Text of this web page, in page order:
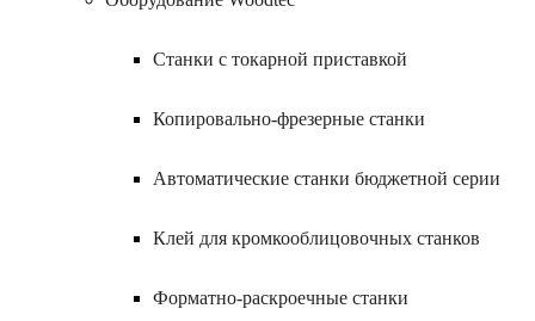
Станки с токарной приставкой
Копировально-фрезерные станки
Автоматические станки бюджетной серии
Клей для кромкооблицовочных станков
Форматно-раскроечные станки